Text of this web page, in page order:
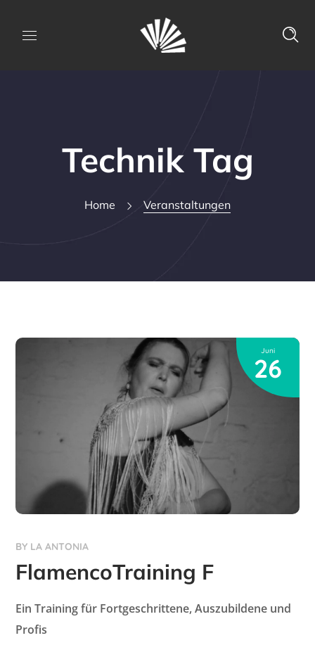
Technik Tag
Home Veranstaltungen
Juni
26
BY LA ANTONIA
FlamencoTraining F
Ein Training für Fortgeschrittene, Auszubildene und
Profis